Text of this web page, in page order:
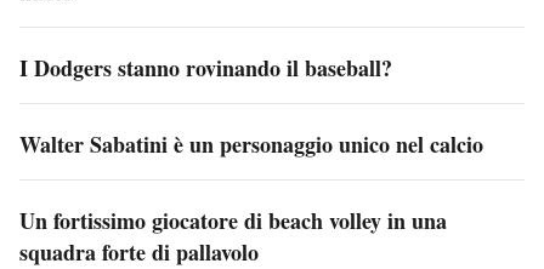
I Dodgers stanno rovinando il baseball?
Walter Sabatini è un personaggio unico nel calcio
Un fortissimo giocatore di beach volley in una
squadra forte di pallavolo